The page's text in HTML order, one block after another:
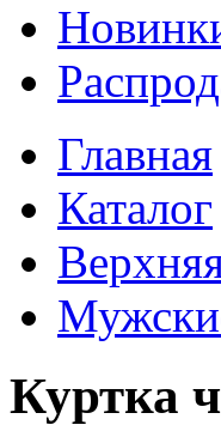
Главная
Каталог
Куртка